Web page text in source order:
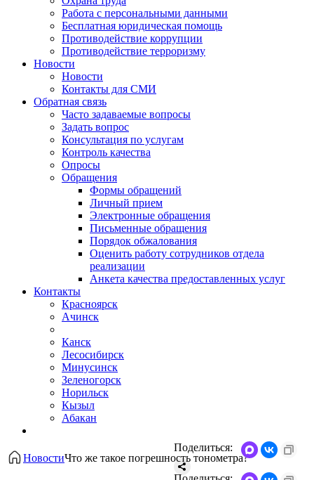
Работа с персональными данными
Бесплатная юридическая помощь
Противодействие коррупции
Противодействие терроризму
Новости
Новости
Контакты для СМИ
Обратная связь
Часто задаваемые вопросы
Задать вопрос
Консультация по услугам
Контроль качества
Опросы
Обращения
Формы обращений
Личный прием
Электронные обращения
Письменные обращения
Порядок обжалования
Оценить работу сотрудников отдела
реализации
Анкета качества предоставленных услуг
Контакты
Красноярск
Ачинск
Канск
Лесосибирск
Минусинск
Зеленогорск
Норильск
Кызыл
Абакан
НовостиЧто же такое погрешность тонометра?
Поделиться: